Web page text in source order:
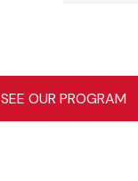
SEE OUR PROGRAM